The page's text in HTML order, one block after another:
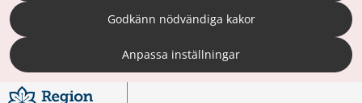
Godkänn nödvändiga kakor
Anpassa inställningar